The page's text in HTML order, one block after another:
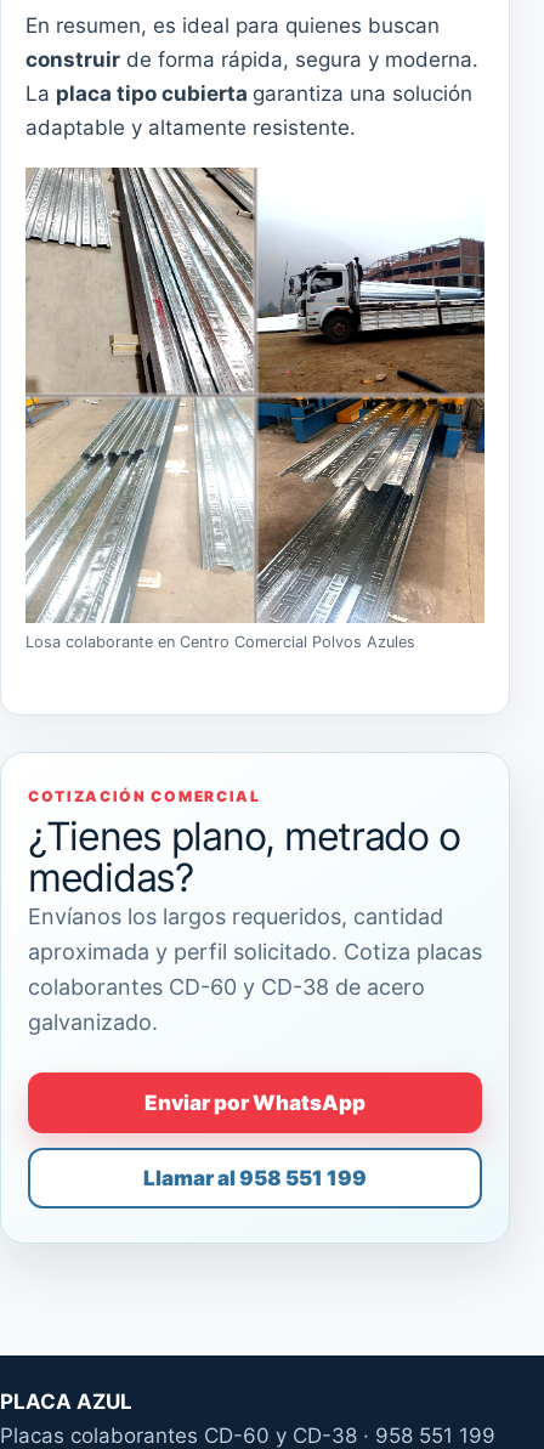
En resumen, es ideal para quienes buscan
construir de forma rápida, segura y moderna.
La placa tipo cubierta garantiza una solución
adaptable y altamente resistente.
Losa colaborante en Centro Comercial Polvos Azules
COTIZACIÓN COMERCIAL
¿Tienes plano, metrado o
medidas?
Envíanos los largos requeridos, cantidad
aproximada y perfil solicitado. Cotiza placas
colaborantes CD-60 y CD-38 de acero
galvanizado.
Enviar por WhatsApp
Llamar al 958 551 199
PLACA AZUL
Placas colaborantes CD-60 y CD-38 · 958 551 199